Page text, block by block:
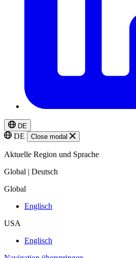
DE
DE Close modal
Aktuelle Region und Sprache
Global | Deutsch
Global
Englisch
USA
Englisch